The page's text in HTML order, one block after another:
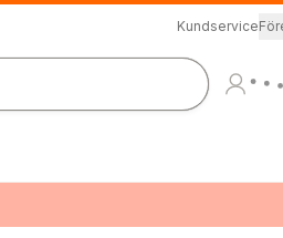
Kundservice